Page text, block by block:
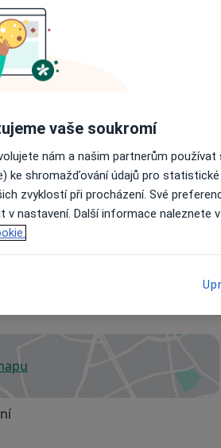
nejsou k dispozici
informace o svých službách.
v nové záložce
vaše soukromí
nám a našim partnerům
ke shromažďování údajů pro
zvyklostí při procházení. Své
v nastavení. Další informace naleznete v